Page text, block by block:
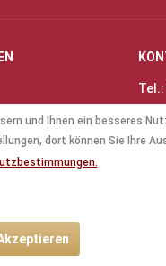
anders beschrieben.
und Ihnen ein besseres
dort können Sie Ihre